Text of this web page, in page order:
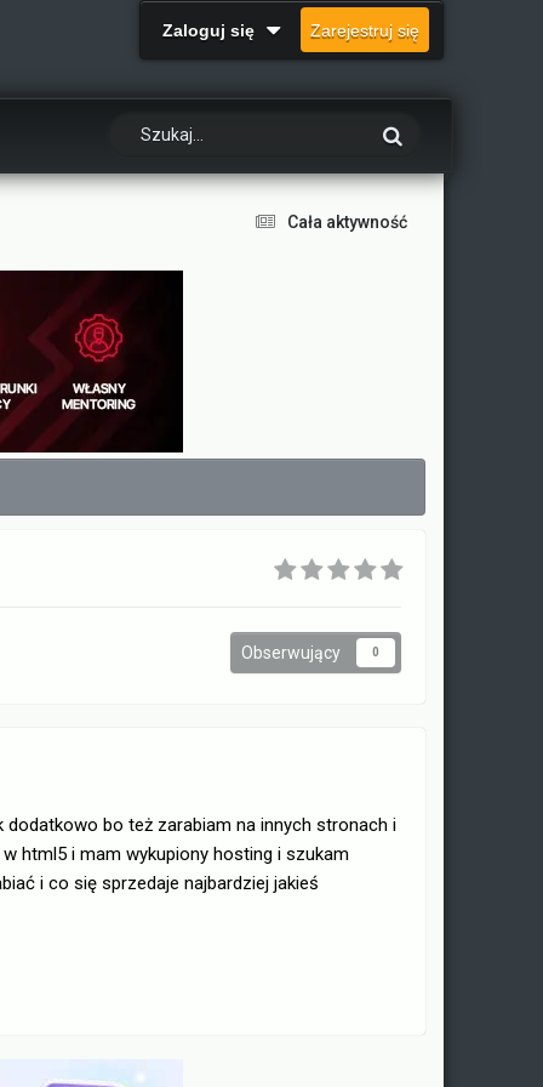
Zaloguj się Zarejestruj się
Cała aktywność
Obserwujący 0
dodatkowo bo też zarabiam na innych stronach i
html5 i mam wykupiony hosting i szukam
i co się sprzedaje najbardziej jakieś